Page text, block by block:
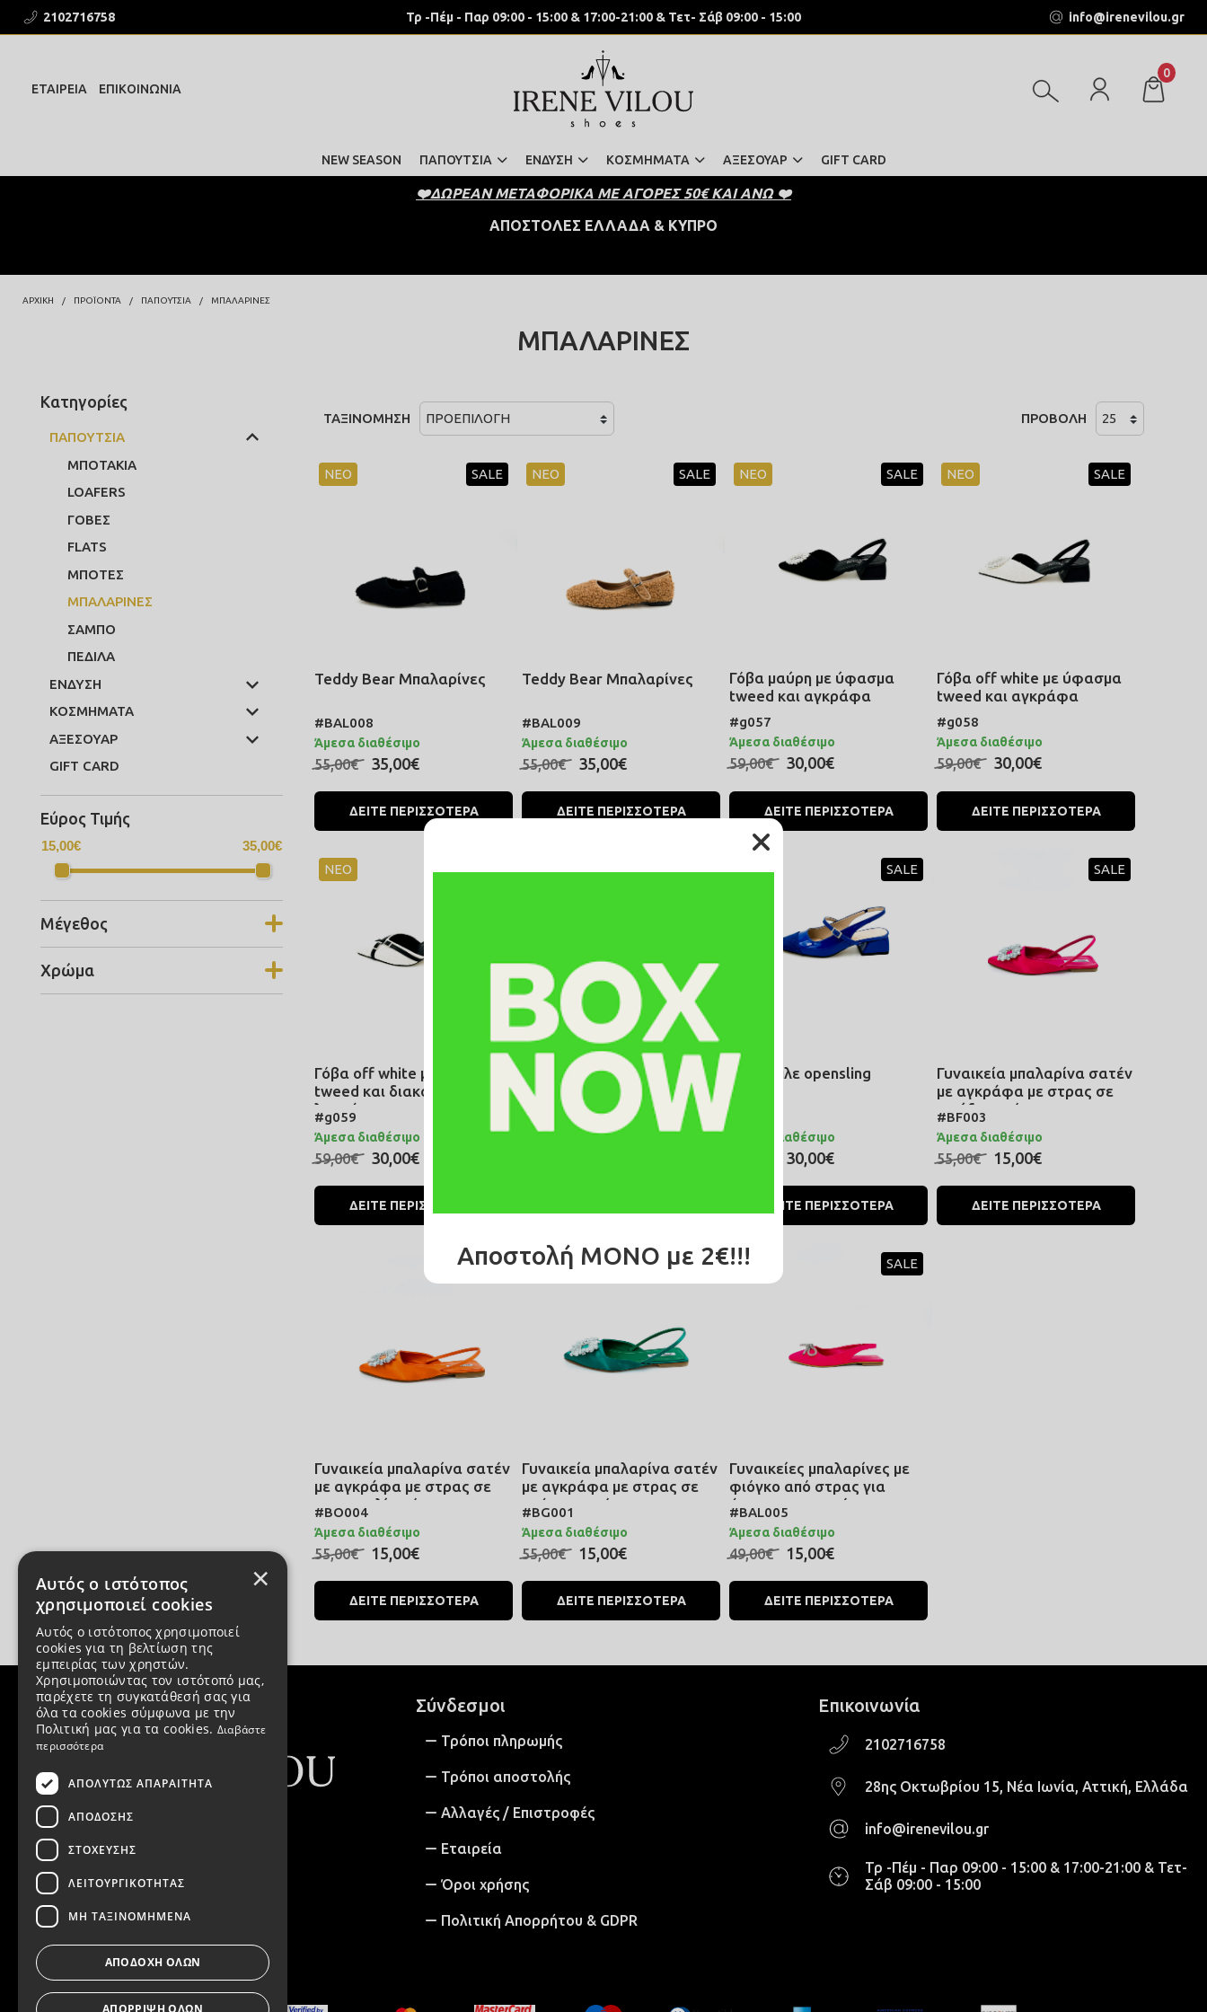
2102716758 Τρ -Πέμ - Παρ 09:00 - 15:00 & 17:00-21:00 & Τετ- Σάβ 09:00 - 15:00 info@irenevilou.gr
ΕΤΑΙΡΕΙΑ ΕΠΙΚΟΙΝΩΝΙΑ
0
NEW SEASON ΠΑΠΟΥΤΣΙΑ ΕΝΔΥΣΗ ΚΟΣΜΗΜΑΤΑ ΑΞΕΣΟΥΑΡ GIFT CARD
❤️ΔΩΡΕΑΝ ΜΕΤΑΦΟΡΙΚΑ ΜΕ ΑΓΟΡΕΣ 50€ ΚΑΙ ΑΝΩ ❤️
ΑΠΟΣΤΟΛΕΣ ΕΛΛΑΔΑ & ΚΥΠΡΟ
ΑΡΧΙΚΗ ΠΡΟΪΌΝΤΑ ΠΑΠΟΥΤΣΙΑ ΜΠΑΛΑΡΙΝΕΣ
ΜΠΑΛΑΡΙΝΕΣ
Κατηγορίες
ΠΑΠΟΥΤΣΙΑ
ΜΠΟΤΑΚΙΑ
LOAFERS
ΓΟΒΕΣ
FLATS
ΜΠΟΤΕΣ
ΜΠΑΛΑΡΙΝΕΣ
ΣΑΜΠΟ
ΠΕΔΙΛΑ
ΕΝΔΥΣΗ
ΚΟΣΜΗΜΑΤΑ
ΑΞΕΣΟΥΑΡ
GIFT CARD
Εύρος Τιμής
15,00€ 35,00€
Μέγεθος
Χρώμα
ΤΑΞΙΝΟΜΗΣΗ ΠΡΟΒΟΛΗ
ΝΕΟ SALE
Teddy Bear Μπαλαρίνες
#BAL008
Άμεσα διαθέσιμο
55,00€ 35,00€
ΔΕΙΤΕ ΠΕΡΙΣΣΟΤΕΡΑ
ΝΕΟ SALE
Teddy Bear Μπαλαρίνες
#BAL009
Άμεσα διαθέσιμο
55,00€ 35,00€
ΔΕΙΤΕ ΠΕΡΙΣΣΟΤΕΡΑ
ΝΕΟ SALE
Γόβα μαύρη με ύφασμα
tweed και αγκράφα
#g057
Άμεσα διαθέσιμο
59,00€ 30,00€
ΔΕΙΤΕ ΠΕΡΙΣΣΟΤΕΡΑ
ΝΕΟ SALE
Γόβα off white με ύφασμα
tweed και αγκράφα
#g058
Άμεσα διαθέσιμο
59,00€ 30,00€
ΔΕΙΤΕ ΠΕΡΙΣΣΟΤΕΡΑ
ΝΕΟ SALE
Γόβα off white με ύφασμα
tweed και διακοσμητικά
λουράκια
#g059
Άμεσα διαθέσιμο
59,00€ 30,00€
ΔΕΙΤΕ ΠΕΡΙΣΣΟΤΕΡΑ
ΝΕΟ SALE
Γόβα μπεζ opensling
#g056
Άμεσα διαθέσιμο
ΝΕΟ SALE
Γόβα μπλε opensling
Άμεσα διαθέσιμο
30,00€
ΔΕΙΤΕ ΠΕΡΙΣΣΟΤΕΡΑ
SALE
Γυναικεία μπαλαρίνα σατέν
με αγκράφα με στρας σε
φούξια χρώμα
#BF003
Άμεσα διαθέσιμο
55,00€ 15,00€
ΔΕΙΤΕ ΠΕΡΙΣΣΟΤΕΡΑ
SALE
Γυναικεία μπαλαρίνα σατέν
με αγκράφα με στρας σε
πορτοκαλί χρώμα
#BO004
Άμεσα διαθέσιμο
55,00€ 15,00€
ΔΕΙΤΕ ΠΕΡΙΣΣΟΤΕΡΑ
SALE
Γυναικεία μπαλαρίνα σατέν
με αγκράφα με στρας σε
πράσινο χρώμα
#BG001
Άμεσα διαθέσιμο
55,00€ 15,00€
ΔΕΙΤΕ ΠΕΡΙΣΣΟΤΕΡΑ
SALE
Γυναικείες μπαλαρίνες με
φιόγκο από στρας για
άνεση και κομψές
εμφανίσεις σε ροζ χρώμα
#BAL005
Άμεσα διαθέσιμο
49,00€ 15,00€
ΔΕΙΤΕ ΠΕΡΙΣΣΟΤΕΡΑ
Αποστολή ΜΟΝΟ με 2€!!!
Σύνδεσμοι
Τρόποι πληρωμής
Τρόποι αποστολής
Αλλαγές / Επιστροφές
Εταιρεία
Όροι χρήσης
Πολιτική Απορρήτου & GDPR
Επικοινωνία
2102716758
28ης Οκτωβρίου 15, Νέα Ιωνία, Αττική, Ελλάδα
info@irenevilou.gr
Τρ -Πέμ - Παρ 09:00 - 15:00 & 17:00-21:00 & Τετ-
Σάβ 09:00 - 15:00
×
Αυτός ο ιστότοπος
χρησιμοποιεί cookies
Αυτός ο ιστότοπος χρησιμοποιεί
cookies για τη βελτίωση της
εμπειρίας των χρηστών.
Χρησιμοποιώντας τον ιστότοπό μας,
παρέχετε τη συγκατάθεσή σας για
όλα τα cookies σύμφωνα με την
Πολιτική μας για τα cookies. Διαβάστε
περισσότερα
ΑΠΟΛΎΤΩΣ ΑΠΑΡΑΊΤΗΤΑ
ΑΠΌΔΟΣΗΣ
ΣΤΌΧΕΥΣΗΣ
ΛΕΙΤΟΥΡΓΙΚΌΤΗΤΑΣ
ΜΗ ΤΑΞΙΝΟΜΗΜΈΝΑ
ΑΠΟΔΟΧΉ ΌΛΩΝ
ΑΠΌΡΡΙΨΗ ΌΛΩΝ